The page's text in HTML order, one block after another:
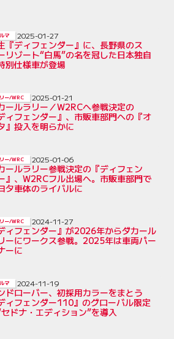
『ディフェンダー』に、長野県のス
リゾート“白馬”の名を冠した日本独自
別仕様車が登場
マ 2025-01-27
ールラリー／W2RCへ参戦決定の
ィフェンダー』、市販車部門への『オ
』投入を明らかに
ー/WRC 2025-01-21
ールラリー参戦決定の『ディフェン
』、W2RCフル出場へ。市販車部門で
タ車体のライバルに
ー/WRC 2025-01-06
ィフェンダー』が2026年からダカール
ーにワークス参戦。2025年は車両パー
ーに
ー/WRC 2024-11-27
ドローバー、初採用カラーをまとう
ィフェンダー110』のグローバル限定
ドナ・エディション”を導入
マ 2024-11-19